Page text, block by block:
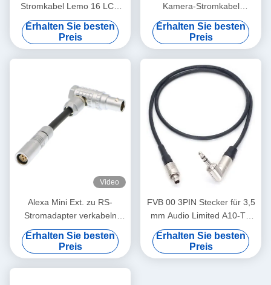
Stromkabel Lemo 16 LCD
EVF Pin zu Pin 16 gerade
zur rechten Kontakt-Art
Erhalten Sie besten
Preis
Kamera-Stromkabel
Drehbare Lemo
Rechtswinkel 4 Stift Männlich
bis umgekehrt D-Tap
Erhalten Sie besten
Preis
Video
Alexa Mini Ext. zu RS-
Stromadapter verkabeln
Lemo 3 Pin Female To 7 Pin
Male
Erhalten Sie besten
Preis
FVB 00 3PIN Stecker für 3,5
mm Audio Limited A10-TX
Zeitcode Kabel
Erhalten Sie besten
Preis